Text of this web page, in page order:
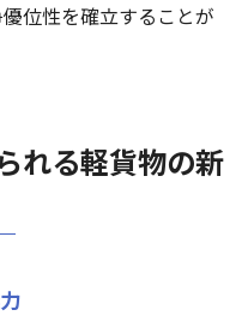
位性を確立することが
れる軽貨物の新